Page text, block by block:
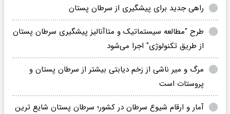
راهی جدید برای پیشگیری از سرطان پستان
طرح "مطالعه سیستماتیک و متاآنالیز پیشگیری سرطان پستان
از طریق تکنولوژی" اجرا می‌شود
مرگ و میر ناشی از زخم دیابتی بیشتر از سرطان پستان و
پروستات است
آمار و ارقام شیوع سرطان در کشور؛ سرطان پستان شایع ترین